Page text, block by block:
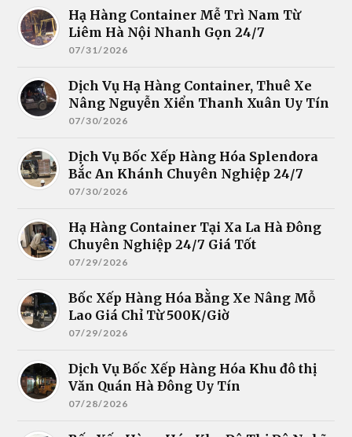
Hạ Hàng Container Mễ Trì Nam Từ
Liêm Hà Nội Nhanh Gọn 24/7
07/31/2026
Dịch Vụ Hạ Hàng Container, Thuê Xe
Nâng Nguyễn Xiển Thanh Xuân Uy Tín
07/30/2026
Dịch Vụ Bốc Xếp Hàng Hóa Splendora
Bắc An Khánh Chuyên Nghiệp 24/7
07/30/2026
Hạ Hàng Container Tại Xa La Hà Đông
Chuyên Nghiệp 24/7 Giá Tốt
07/29/2026
Bốc Xếp Hàng Hóa Bằng Xe Nâng Mỗ
Lao Giá Chỉ Từ 500K/Giờ
07/29/2026
Dịch Vụ Bốc Xếp Hàng Hóa Khu đô thị
Văn Quán Hà Đông Uy Tín
07/28/2026